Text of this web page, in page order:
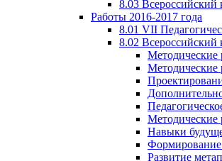
8.03 Всероссийский
Работы 2016-2017 года
8.01 VII
8.02 Всероссийский
Методические
Методические
Методические
Навыки
Формирование
Развитие